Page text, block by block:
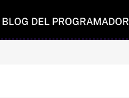
BLOG DEL PROGRAMADOR